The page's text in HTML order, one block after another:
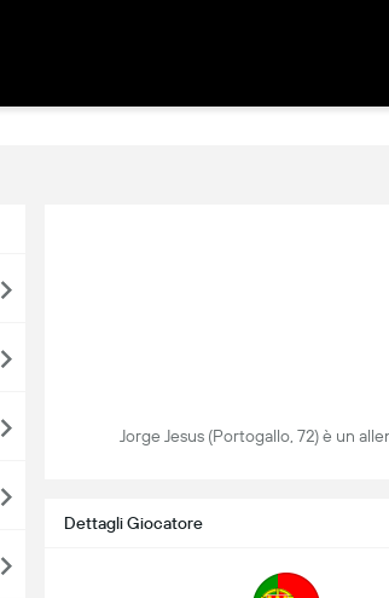
Jorge Jesus (Portogallo, 72) è un
Dettagli Giocatore